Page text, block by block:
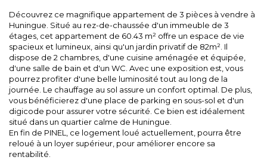
Découvrez ce magnifique appartement de 3 pièces à vendre à
Huningue. Situé au rez-de-chaussée d'un immeuble de 3
étages, cet appartement de 60.43 m² offre un espace de vie
spacieux et lumineux, ainsi qu'un jardin privatif de 82m². Il
dispose de 2 chambres, d'une cuisine aménagée et équipée,
d'une salle de bain et d'un WC. Avec une exposition est, vous
pourrez profiter d'une belle luminosité tout au long de la
journée. Le chauffage au sol assure un confort optimal. De plus,
vous bénéficierez d'une place de parking en sous-sol et d'un
digicode pour assurer votre sécurité. Ce bien est idéalement
situé dans un quartier calme de Huningue.
En fin de PINEL, ce logement loué actuellement, pourra être
reloué à un loyer supérieur, pour améliorer encore sa
rentabilité.